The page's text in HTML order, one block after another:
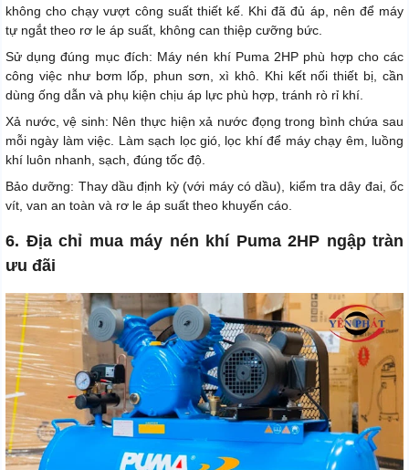
không cho chạy vượt công suất thiết kế. Khi đã đủ áp, nên để máy
tự ngắt theo rơ le áp suất, không can thiệp cưỡng bức.
Sử dụng đúng mục đích: Máy nén khí Puma 2HP phù hợp cho các
công việc như bơm lốp, phun sơn, xì khô. Khi kết nối thiết bị, cần
dùng ống dẫn và phụ kiện chịu áp lực phù hợp, tránh rò rỉ khí.
Xả nước, vệ sinh: Nên thực hiện xả nước đọng trong bình chứa sau
mỗi ngày làm việc. Làm sạch lọc gió, lọc khí để máy chạy êm, luồng
khí luôn nhanh, sạch, đúng tốc độ.
Bảo dưỡng: Thay dầu định kỳ (với máy có dầu), kiểm tra dây đai, ốc
vít, van an toàn và rơ le áp suất theo khuyến cáo.
6. Địa chỉ mua máy nén khí Puma 2HP ngập tràn
ưu đãi